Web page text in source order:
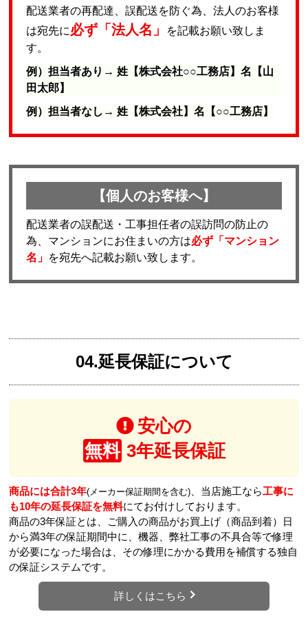
配送業者の再配達、誤配送を防ぐ為、法人のお客様
は宛先に必ず「法人名」
を記載お願い致しま
す。
例）担当者あり→ 姓【株式会社○○工務店】名【山
田太郎】
例）担当者なし→ 姓【株式会社】名【○○工務店】
【個人のお客様へ】
配送業者の誤配送・工事担任者の誤訪問の防止の
為、マンションにお住まいの方は必ず「マンション
名」 を宛先へ記載お願い致します。
04.延長保証について
安心の
無料 3年延長保証
商品には合計3年(メーカー保証期間を含む) 、当店施工なら工事に
も10年の延長保証を無料にてお付けしております。
商品の3年保証とは、ご購入の商品がお買上げ（商品到着）日
から満3年の保証期間中に、機器、弊社工事の不具合等で修理
が必要になった場合は、その修理にかかる費用を補償する独自
の保証システムです。
詳しくはこちら